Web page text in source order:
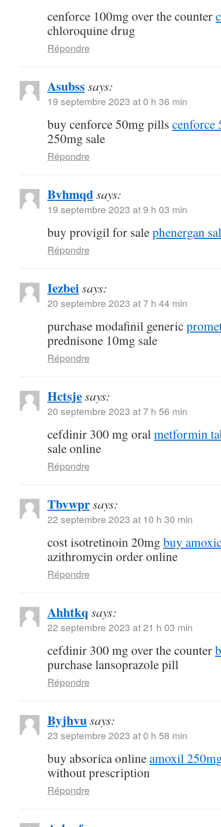
cenforce 100mg over the counter
chloroquine drug
Répondre
Asubsssays:
19 septembre 2023 at 0 h 36 min
buy cenforce 50mg pills cenforce
250mg sale
Répondre
Bvhmqdsays:
19 septembre 2023 at 9 h 03 min
buy provigil for salephenergan
Répondre
Iezbeisays:
20 septembre 2023 at 7 h 44 min
purchase modafinil generic
prednisone 10mg sale
Répondre
Hctsjesays:
20 septembre 2023 at 7 h 56 min
cefdinir 300 mg oralmetformin
sale online
Répondre
Tbvwprsays:
22 septembre 2023 at 10 h 30 min
cost isotretinoin 20mg buy
azithromycin order online
Répondre
Ahhtkq says:
22 septembre 2023 at 21 h 03 min
cefdinir 300 mg over the counter
purchase lansoprazole pill
Répondre
Byjhvusays:
23 septembre 2023 at 0 h 58 min
buy absorica online amoxil
without prescription
Répondre